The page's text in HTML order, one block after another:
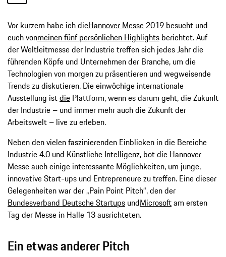
Vor kurzem habe ich dieHannover Messe 2019 besucht und
euch vonmeinen fünf persönlichen Highlights berichtet. Auf
der Weltleitmesse der Industrie treffen sich jedes Jahr die
führenden Köpfe und Unternehmen der Branche, um die
Technologien von morgen zu präsentieren und wegweisende
Trends zu diskutieren. Die einwöchige internationale
Ausstellung istdie Plattform, wenn es darum geht, die Zukunft
der Industrie – und immer mehr auch die Zukunft der
Arbeitswelt – live zu erleben.
Neben den vielen faszinierenden Einblicken in die Bereiche
Industrie 4.0 und Künstliche Intelligenz, bot die Hannover
Messe auch einige interessante Möglichkeiten, um junge,
innovative Start-ups und Entrepreneure zu treffen. Eine dieser
Gelegenheiten war der „Pain Point Pitch“, den der
Bundesverband Deutsche Startups undMicrosoftam ersten
Tag der Messe in Halle 13 ausrichteten.
Ein etwas anderer Pitch